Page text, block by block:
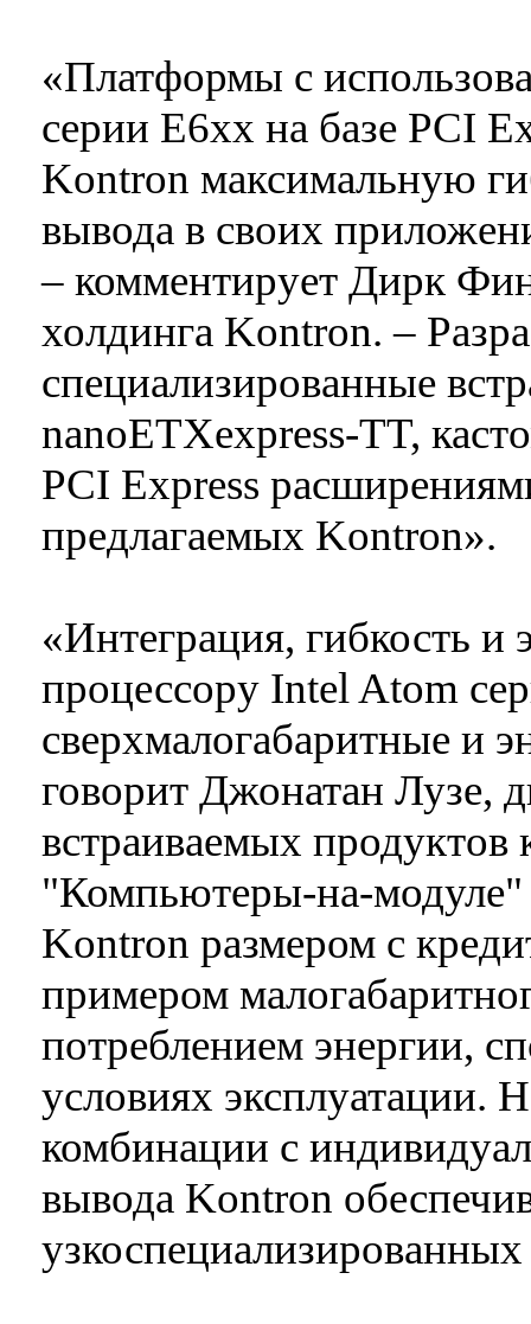
«Платформы с
серии E6xx на базе PCI
Kontron максимальную
вывода в своих
– комментирует Дирк
холдинга Kontron. –
специализированные
nanoETXexpress-TT,
PCI Express
предлагаемых Kontron».
«Интеграция, гибкость
процессору Intel Atom
сверхмалогабаритные и
говорит Джонатан Лузе,
встраиваемых
"Компьютеры-на-модуле"
Kontron размером с
примером
потреблением энергии,
условиях эксплуатации.
комбинации с
вывода Kontron